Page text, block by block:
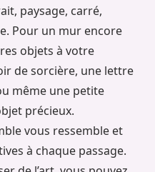
paysage, carré,
Pour un mur encore
objets à votre
de sorcière, une lettre
même une petite
précieux.
vous ressemble et
à chaque passage.